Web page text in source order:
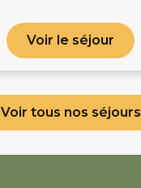
Voir le séjour
Voir tous nos séjours